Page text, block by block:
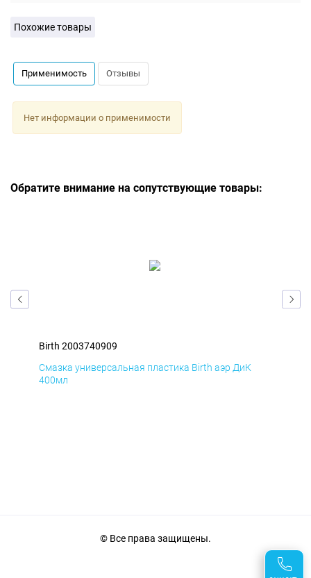
Похожие товары
Применимость Отзывы
Нет информации о применимости
Обратите внимание на сопутствующие товары:
Birth 2003740909
Смазка универсальная пластика Birth аэр ДиК
400мл
© Все права защищены.